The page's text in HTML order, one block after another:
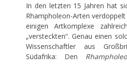
In den letzten 15 Jahren hat
Rhampholeon-Arten
einigen Artkomplexe
„versteckten“. Genau einen
Wissenschaftler aus
Südafrika: Den